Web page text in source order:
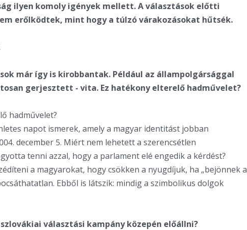
ilyen komoly igények mellett. A választások előtti
erőlködtek, mint hogy a túlzó várakozásokat hűtsék.
már így is kirobbantak. Például az állampolgársággal
gerjesztett - vita. Ez hatékony elterelő hadművelet?
hadművelet?
napot ismerek, amely a magyar identitást jobban
december 5. Miért nem lehetett a szerencsétlen
tenni azzal, hogy a parlament elé engedik a kérdést?
a magyarokat, hogy csökken a nyugdíjuk, ha „bejönnek a
Ebből is látszik: mindig a szimbolikus dolgok
választási kampány közepén előállni?